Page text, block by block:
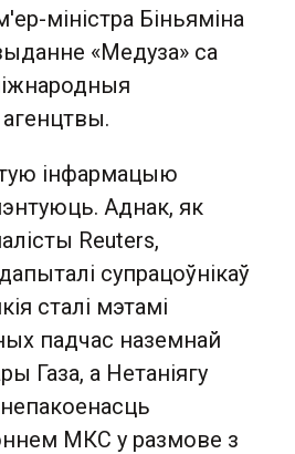
міністра Біньяміна
«Медуза» са
інфармацыю
Аднак, як
Reuters,
супрацоўнікаў
сталі мэтамі
падчас наземнай
Газа, а Нетаніягу
МКС у размове з